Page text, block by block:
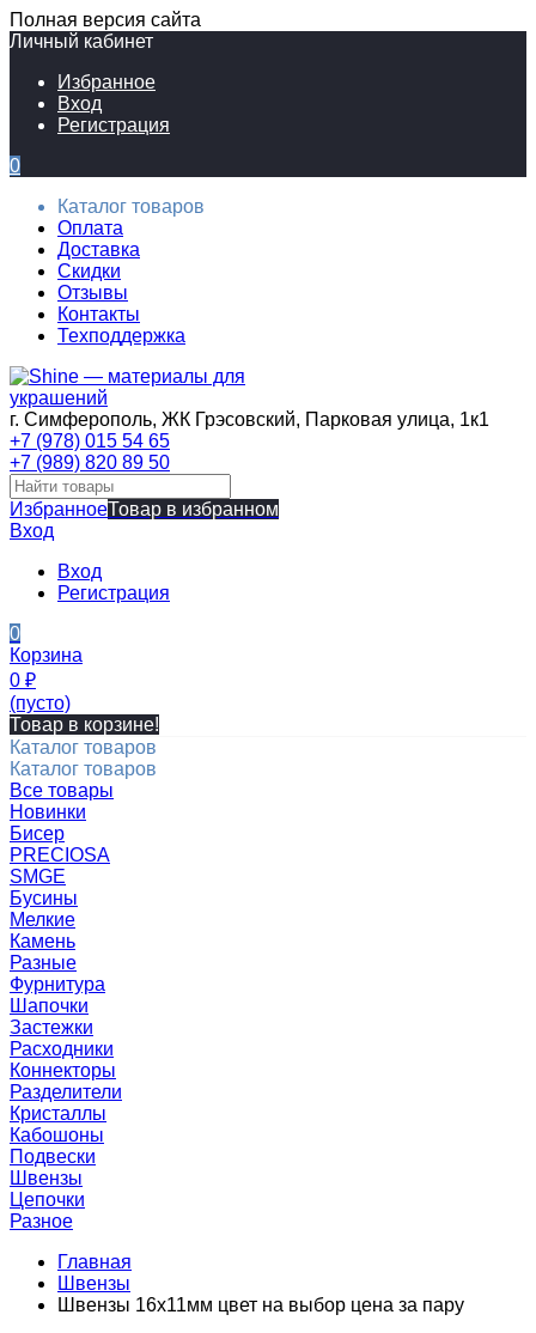
Полная версия сайта
Личный кабинет
Избранное
Вход
Регистрация
0
Каталог товаров
Оплата
Доставка
Скидки
Отзывы
Контакты
Техподдержка
г. Симферополь, ЖК Грэсовский, Парковая улица, 1к1
+7 (978) 015 54 65
+7 (989) 820 89 50
ИзбранноеТовар в избранном
Вход
Вход
Регистрация
0
Корзина
0 ₽
(пусто)
Товар в корзине!
Каталог товаров
Каталог товаров
Все товары
Новинки
Бисер
PRECIOSA
SMGE
Бусины
Мелкие
Камень
Разные
Фурнитура
Шапочки
Застежки
Расходники
Коннекторы
Разделители
Кристаллы
Кабошоны
Подвески
Швензы
Цепочки
Разное
Главная
Швензы
Швензы 16х11мм цвет на выбор цена за пару